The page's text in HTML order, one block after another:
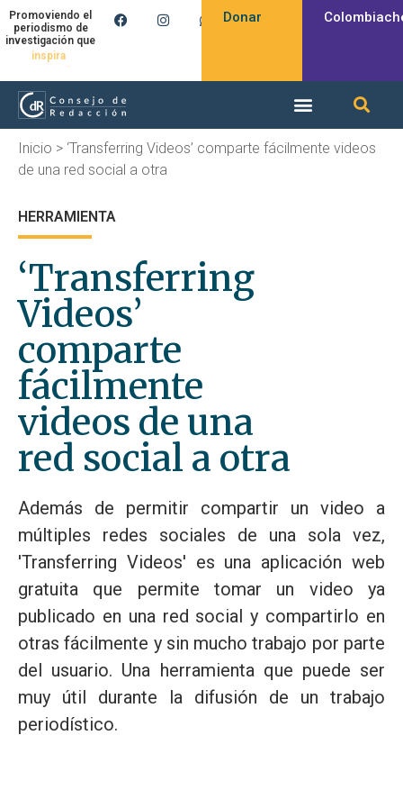
Promoviendo el
periodismo de
investigación que
inspira
Donar
Inicio > ‘Transferring Videos’ comparte fácilmente videos
de una red social a otra
HERRAMIENTA
‘Transferring
Videos’
comparte
fácilmente
videos de una
red social a otra
Además de permitir compartir un video a
múltiples redes sociales de una sola vez,
'Transferring Videos' es una aplicación web
gratuita que permite tomar un video ya
publicado en una red social y compartirlo en
otras fácilmente y sin mucho trabajo por parte
del usuario. Una herramienta que puede ser
muy útil durante la difusión de un trabajo
periodístico.